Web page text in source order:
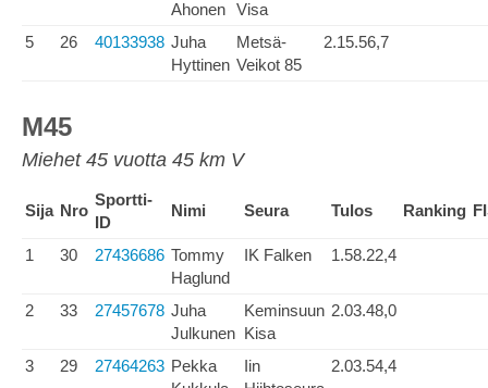
Ahonen Visa
5 26 40133938 Juha
Hyttinen
Metsä-
Veikot 85
2.15.56,7
M45
Miehet 45 vuotta 45 km V
Sija Nro
Sportti-
ID
Nimi Seura Tulos Ranking
1 30 27436686 Tommy
Haglund
IK Falken 1.58.22,4
2 33 27457678 Juha
Julkunen
Keminsuun
Kisa
2.03.48,0
3 29 27464263 Pekka
Iin
2.03.54,4